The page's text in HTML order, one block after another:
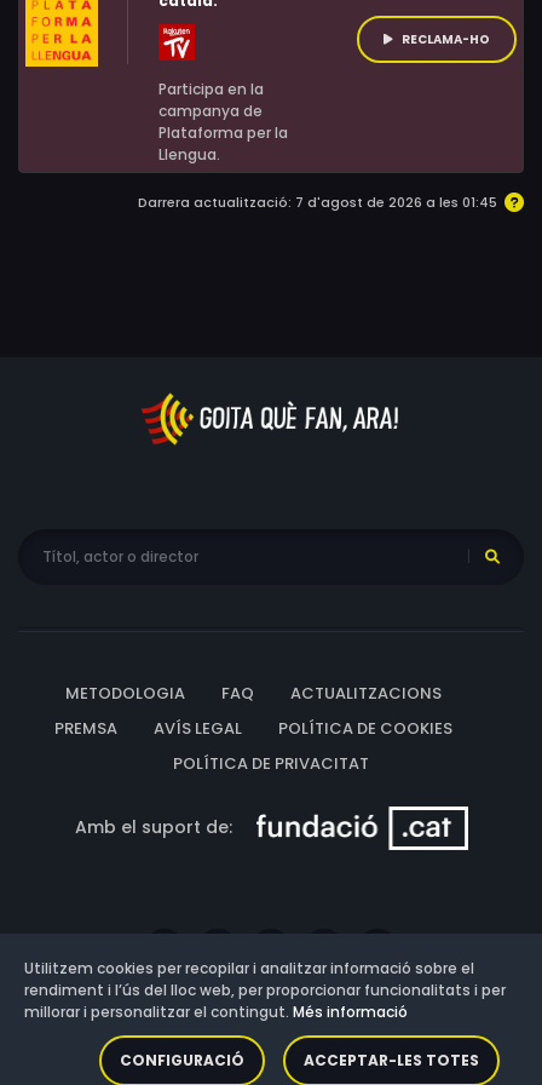
Participa en la
campanya de
Plataforma per la
Llengua.
RECLAMA-HO
Darrera actualització: 7 d'agost de 2026 a les 01:45
METODOLOGIA FAQ
ACTUALITZACIONS
PREMSA
AVÍS LEGAL
POLÍTICA DE COOKIES
POLÍTICA DE PRIVACITAT
Amb el suport de:
Versió: 3.13.0.202607011342
Utilitzem cookies per recopilar i analitzar informació sobre el
rendiment i l’ús del lloc web, per proporcionar funcionalitats i per
millorar i personalitzar el contingut. Més informació
CONFIGURACIÓ ACCEPTAR-LES TOTES